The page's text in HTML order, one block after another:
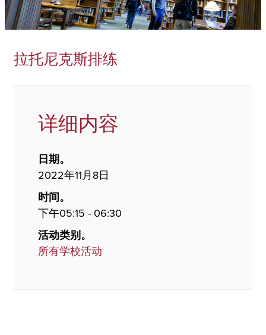
拉托尼克斯排练
详细内容
日期。
2022年11月8日
时间。
下午05:15 - 06:30
活动类别。
所有学校活动